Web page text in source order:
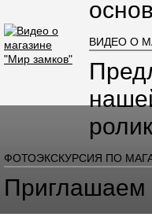
ВИДЕО О
ФОТОЭКСКУРСИЯ ПО
Приглашаем